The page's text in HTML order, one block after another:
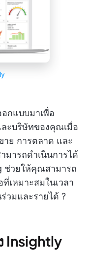
อกแบบมาเพื่อ
ะบริษัทของคุณเมื่อ
ย การตลาด และ
มารถดำเนินการได้
ช่วยให้คุณสามารถ
เหมาะสมในเวลา
วมและรายได้ ?
Insightly